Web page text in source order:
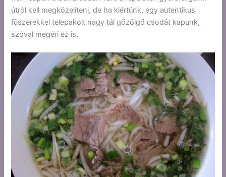
útról kell megközelíteni, de ha kiértünk, egy autentikus
fűszerekkel telepakolt nagy tál gőzölgő csodát kapunk,
szóval megéri ez is.